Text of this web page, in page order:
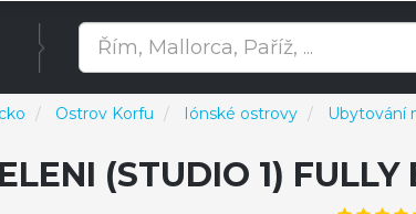
Ostrov Korfu Iónské ostrovy Ubytování
(STUDIO 1)